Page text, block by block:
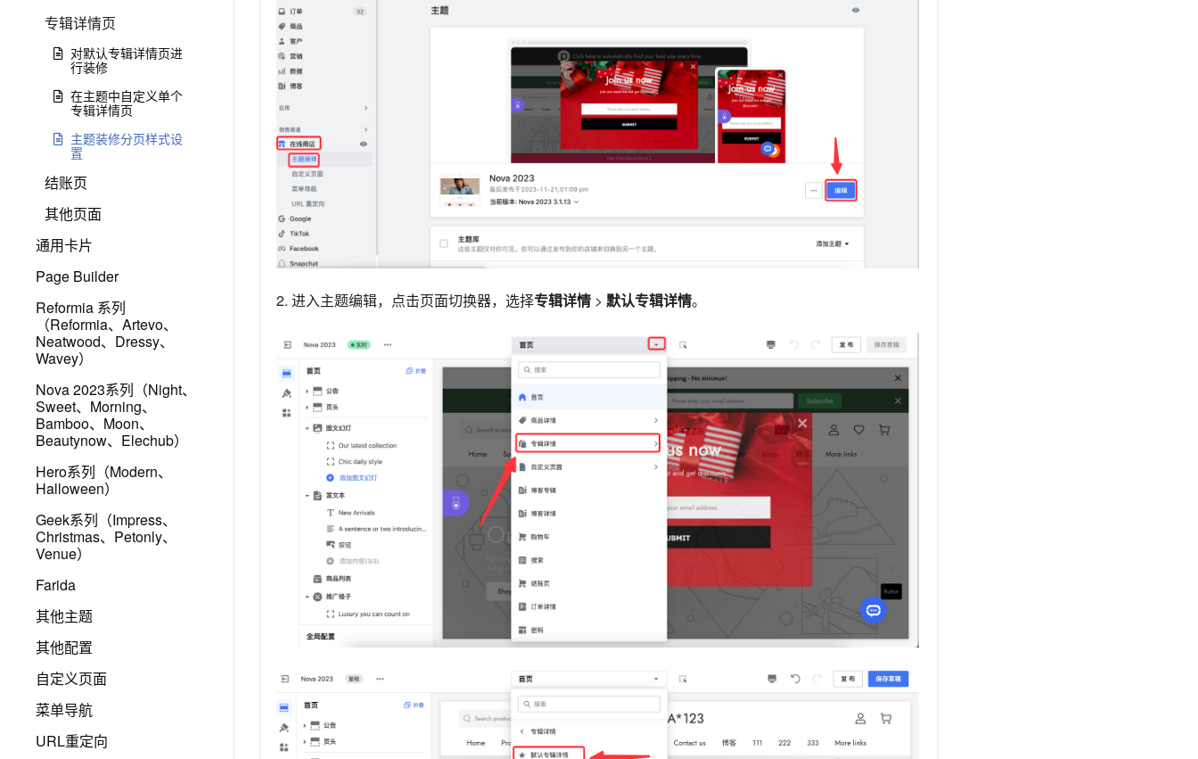
专辑详情页
对默认专辑详情页进
行装修
在主题中自定义单个
专辑详情页
主题装修分页样式设
置
结账页
其他页面
通用卡片
Page Builder
Reformia 系列
（Reformia、Artevo、
Neatwood、Dressy、
Wavey）
Nova 2023系列（Night、
Sweet、Morning、
Bamboo、Moon、
Beautynow、Elechub）
Hero系列（Modern、
Halloween）
Geek系列（Impress、
Christmas、Petonly、
Venue）
Farida
其他主题
其他配置
自定义页面
菜单导航
URL重定向
2. 进入主题编辑，点击页面切换器，选择专辑详情> 默认专辑详情。